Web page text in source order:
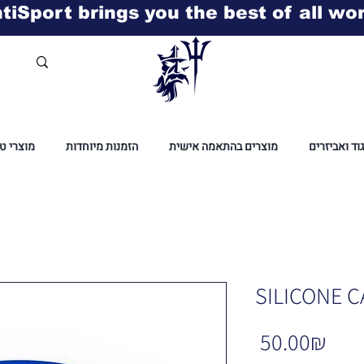
brings you the best of all
ואביזרים מוצרים בהתאמה אישית הזמנות מיוחדות מוצרי
SILICONE
‏50.00 ‏₪